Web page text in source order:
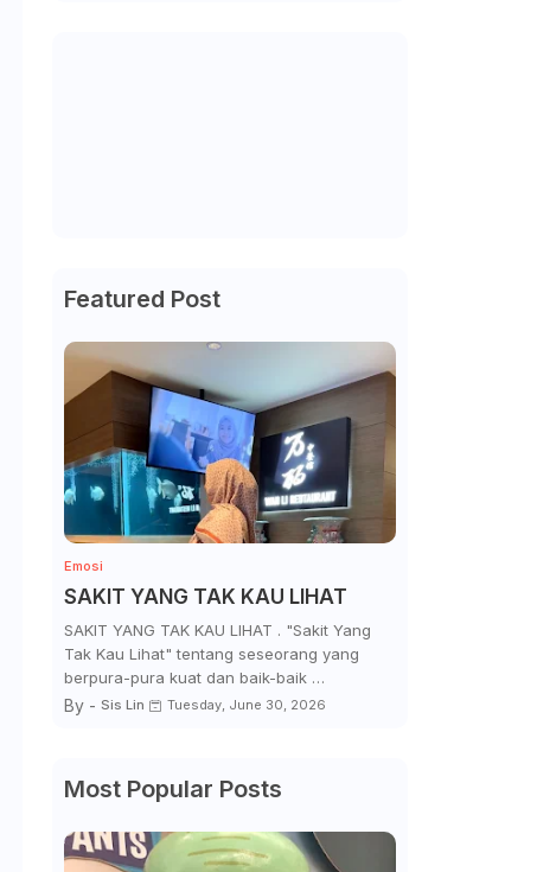
Featured Post
Emosi
SAKIT YANG TAK KAU LIHAT
SAKIT YANG TAK KAU LIHAT . "Sakit Yang
Tak Kau Lihat" tentang seseorang yang
berpura-pura kuat dan baik-baik …
By - Sis Lin Tuesday, June 30, 2026
Most Popular Posts